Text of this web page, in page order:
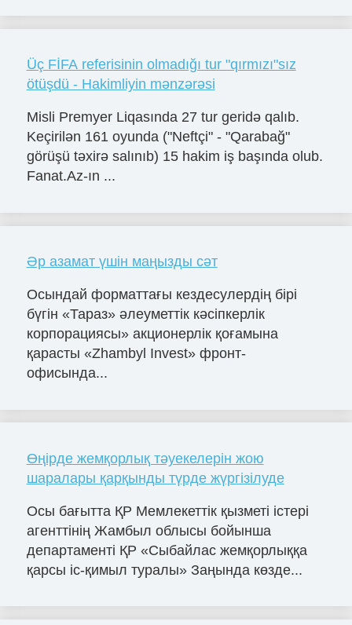
Üç FİFA referisinin olmadığı tur "qırmızı"sız
ötüşdü - Hakimliyin mənzərəsi
Misli Premyer Liqasında 27 tur geridə qalıb.
Keçirilən 161 oyunda ("Neftçi" - "Qarabağ"
görüşü təxirə salınıb) 15 hakim iş başında olub.
Fanat.Az-ın ...
Әр азамат үшін маңызды сәт
Осындай форматтағы кездесулердің бірі
бүгін «Тараз» әлеуметтік кәсіпкерлік
корпорациясы» акционерлік қоғамына
қарасты «Zhambyl Invest» фронт-
офисында...
Өңірде жемқорлық тәуекелерін жою
шаралары қарқынды түрде жүргізілуде
Осы бағытта ҚР Мемлекеттік қызметі істері
агенттінің Жамбыл облысы бойынша
департаменті ҚР «Сыбайлас жемқорлыққа
қарсы іс-қимыл туралы» Заңында көзде...